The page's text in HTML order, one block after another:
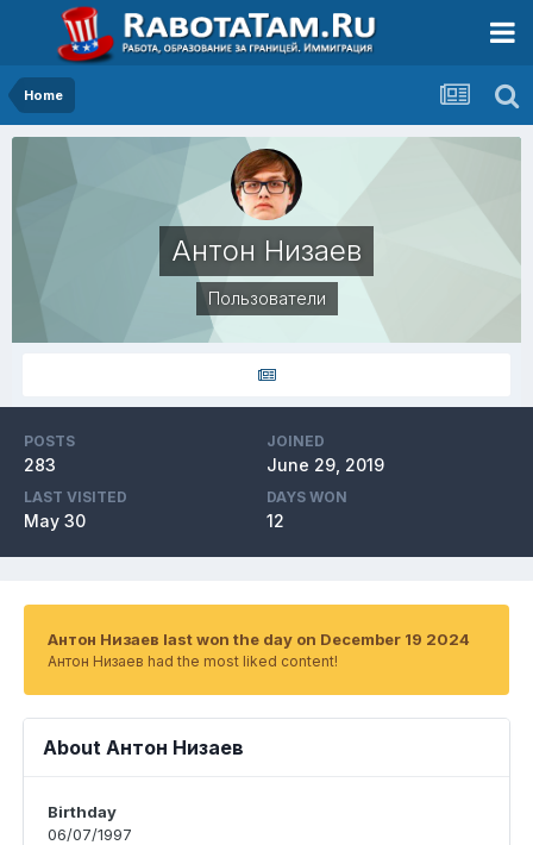
Home
Антон Низаев
Пользователи
POSTS
283
JOINED
June 29, 2019
LAST VISITED
May 30
DAYS WON
12
Антон Низаев last won the day on December 19 2024
Антон Низаев had the most liked content!
About Антон Низаев
Birthday
06/07/1997